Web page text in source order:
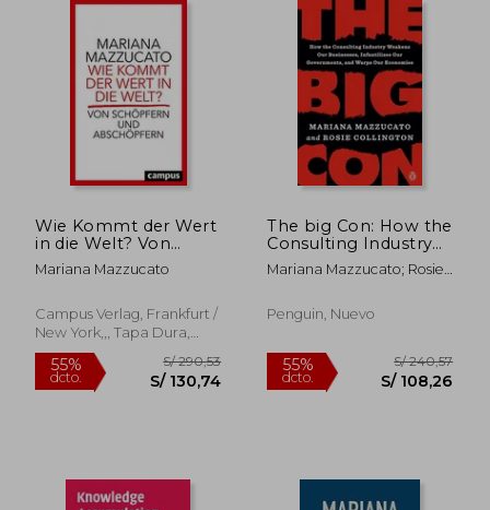
55%
dcto.
S/ 160,41
S/ 72,19
55%
dcto.
S/
S/
Wie Kommt der Wert
in die Welt? Von
Schöpfern und
Abschöpfern. Aus
Bernhard Schmid. (en
Alemán)
Mariana Mazzucato
Campus Verlag, Frankfurt /
New York,,, Tapa Dura,
Nuevo
The big Con: How the
Consulting Industry
Weakens our
Businesses,
Governments, and
Inglés)
Mariana Mazzucato; Rosie
Penguin, Nuevo